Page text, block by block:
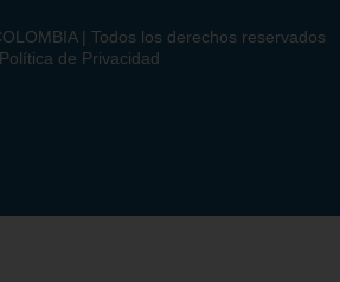
| Todos los derechos reservados
de Privacidad